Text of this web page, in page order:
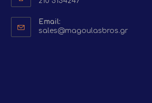
Email:
sales@magoulasbros.grOpens